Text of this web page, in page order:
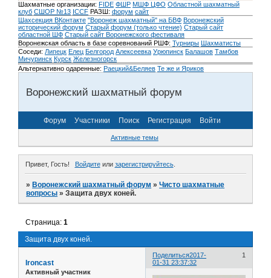
Шахматные организации: FIDE ФШР МШФ ЦФО Областной шахматный
клуб СШОР №13 ICCF РАЗШ: форум сайт
Шахсекция ВКонтакте "Воронеж шахматный" на БВФ Воронежский
исторический форум Cтарый форум (только чтение) Старый сайт
областной ШФ Старый сайт Воронежского фестиваля
Воронежская область в базе соревнований РШФ: Турниры Шахматисты
Соседи: Липецк Елец Белгород Алексеевка Урюпинск Балашов Тамбов
Мичуринск Курск Железногорск
Альтернативно одаренные: Раецкий&Беляев Те же и Яриков
Воронежский шахматный форум
Форум Участники Поиск Регистрация Войти
Активные темы
Привет, Гость! Войдитеили зарегистрируйтесь.
»Воронежский шахматный форум »Чисто шахматные
вопросы »Защита двух коней.
Защита двух коней.
Страница:1
Поделиться 1
2017-
01-31 23:37:32
Ironcast
Активный участник